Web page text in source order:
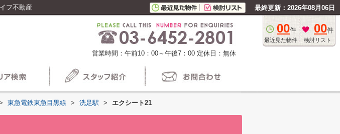
フ不動産 最終更新：2026年08月06日
00件
最近見た物件
00件
検討リスト
営業時間：午前10：00～午後7：00 定休日：無休
東急電鉄東急目黒線 > 洗足駅 > エクシート21